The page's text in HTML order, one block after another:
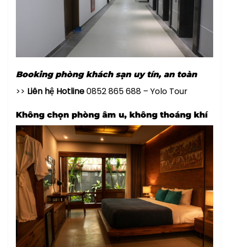
Booking phòng khách sạn uy tín, an toàn
>> Liên hệ Hotline0852 865 688 – Yolo Tour
Không chọn phòng âm u, không thoáng khí